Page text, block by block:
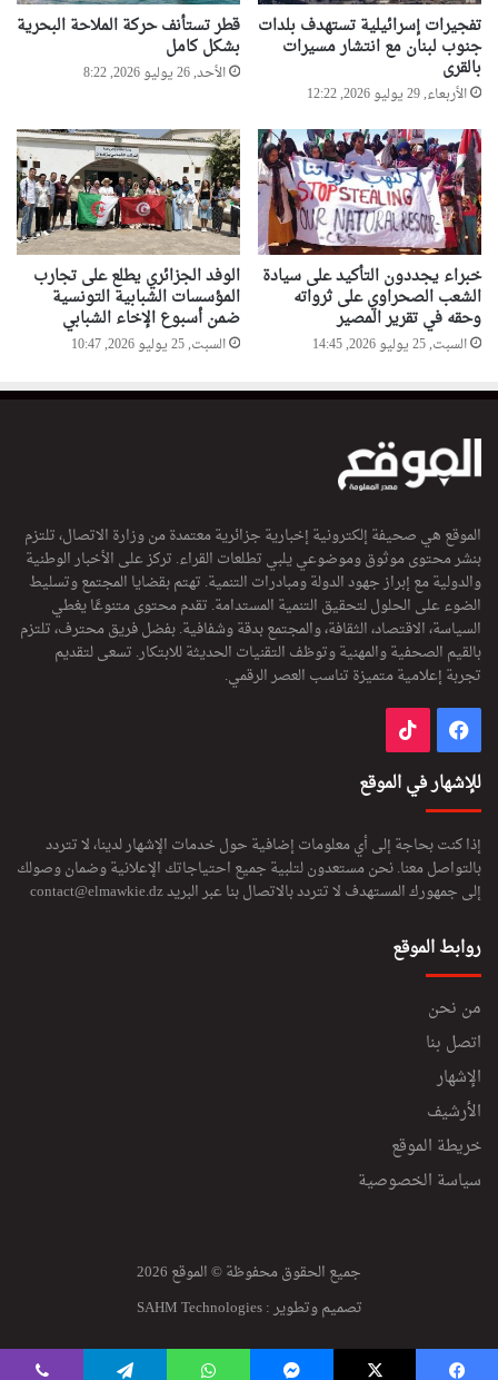
تفجيرات إسرائيلية تستهدف بلدات
جنوب لبنان مع انتشار مسيرات
بالقرى
الأربعاء, 29 يوليو 2026, 12:22
قطر تستأنف حركة الملاحة البحرية
بشكل كامل
الأحد, 26 يوليو 2026, 8:22
خبراء يجددون التأكيد على سيادة
الشعب الصحراوي على ثرواته
وحقه في تقرير المصير
السبت, 25 يوليو 2026, 14:45
الوفد الجزائري يطلع على تجارب
المؤسسات الشبابية التونسية
ضمن أسبوع الإخاء الشبابي
السبت, 25 يوليو 2026, 10:47
الموقع هي صحيفة إلكترونية إخبارية جزائرية معتمدة من وزارة الاتصال، تلتزم
بنشر محتوى موثوق وموضوعي يلبي تطلعات القراء. تركز على الأخبار الوطنية
والدولية مع إبراز جهود الدولة ومبادرات التنمية. تهتم بقضايا المجتمع وتسليط
الضوء على الحلول لتحقيق التنمية المستدامة. تقدم محتوى متنوعًا يغطي
السياسة، الاقتصاد، الثقافة، والمجتمع بدقة وشفافية. بفضل فريق محترف، تلتزم
بالقيم الصحفية والمهنية وتوظف التقنيات الحديثة للابتكار. تسعى لتقديم
تجربة إعلامية متميزة تناسب العصر الرقمي.
فيسبوك
للإشهار في الموقع
إذا كنت بحاجة إلى أي معلومات إضافية حول خدمات الإشهار لدينا، لا تتردد
بالتواصل معنا. نحن مستعدون لتلبية جميع احتياجاتك الإعلانية وضمان وصولك
إلى جمهورك المستهدف لا تتردد بالاتصال بنا عبر البريدcontact@elmawkie.dz
روابط الموقع
من نحن
اتصل بنا
الإشهار
الأرشيف
خريطة الموقع
سياسة الخصوصية
جميع الحقوق محفوظة © الموقع 2026
تصميم وتطوير :SAHM Technologies